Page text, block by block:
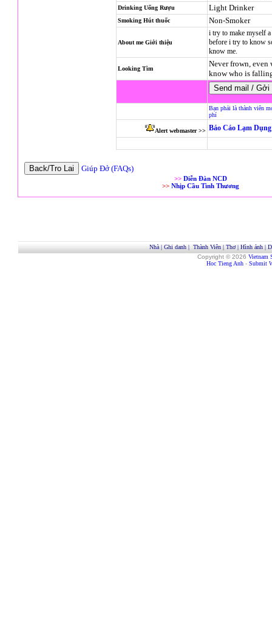
Drinking Uống Rượu Light Drinker
Smoking Hút thuốc Non-Smoker
About me Giới thiệu
i try to make myself
before i try to know
know me.
Looking Tìm
Never frown, even
know who is
Bạn phải là thành viên
phí
Alert webmaster >> Báo Cáo Lạm
Giúp Đở (FAQs)
>> Diễn Đàn NCD
>> Nhịp Cầu Tình Thương
Nhà| Ghi danh| Thành Viên| Thơ| Hình ảnh|
Copyright © 2026 Vietnam
Hoc Tieng Anh - Submit